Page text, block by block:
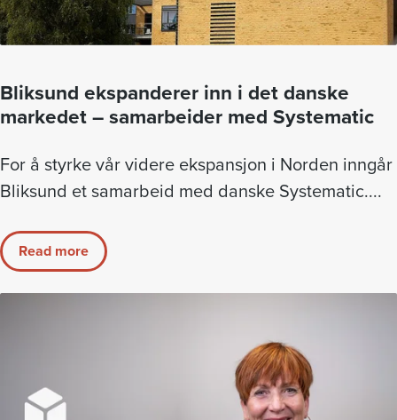
Bliksund ekspanderer inn i det danske
markedet – samarbeider med Systematic
For å styrke vår videre ekspansjon i Norden inngår
Bliksund et samarbeid med danske Systematic....
Read more